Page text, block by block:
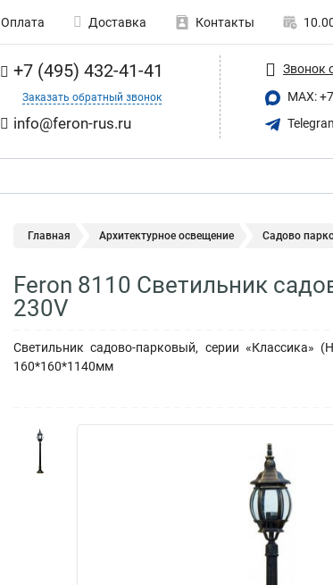
Оплата Доставка Контакты
+7 (495) 432-41-41
Заказать обратный звонок
info@feron-rus.ru
Звонок
MAX:
Главная Архитектурное освещение Садово
Feron 8110 Светильник
230V
Светильник садово-парковый, серии «Классика»
160*160*1140мм